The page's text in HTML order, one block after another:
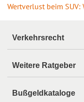
Wertverlust beim
Verkehrsrecht
Weitere Ratgeber
Bußgeldkataloge